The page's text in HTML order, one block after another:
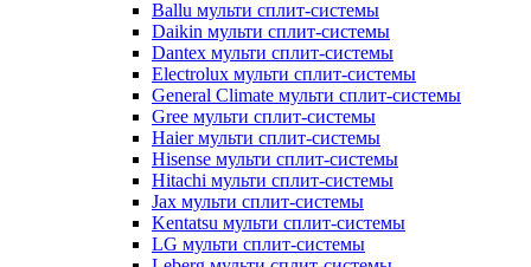
Ballu мульти сплит-системы
Daikin мульти сплит-системы
Dantex мульти сплит-системы
Electrolux мульти сплит-системы
General Climate мульти сплит-системы
Gree мульти сплит-системы
Haier мульти сплит-системы
Hisense мульти сплит-системы
Hitachi мульти сплит-системы
Jax мульти сплит-системы
Kentatsu мульти сплит-системы
LG мульти сплит-системы